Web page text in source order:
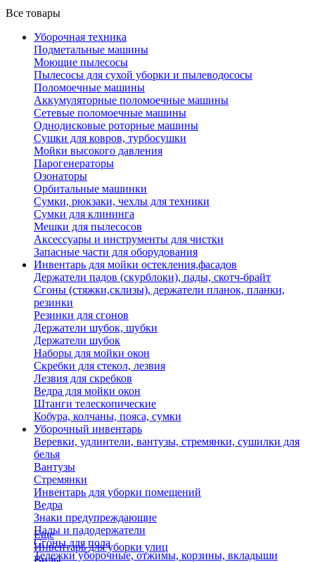
Все товары
Уборочная техника
Подметальные машины
Моющие пылесосы
Пылесосы для сухой уборки и пылеводососы
Поломоечные машины
Аккумуляторные поломоечные машины
Сетевые поломоечные машины
Однодисковые роторные машины
Сушки для ковров, турбосушки
Мойки высокого давления
Парогенераторы
Озонаторы
Орбитальные машинки
Сумки, рюкзаки, чехлы для техники
Сумки для клининга
Мешки для пылесосов
Аксессуары и инструменты для чистки
Запасные части для оборудования
Инвентарь для мойки остекления,фасадов
Держатели падов (скурблоки), пады, скотч-брайт
Сгоны (стяжки,склизы), держатели планок, планки,
резинки
Резинки для сгонов
Держатели шубок, шубки
Держатели шубок
Наборы для мойки окон
Скребки для стекол, лезвия
Лезвия для скребков
Ведра для мойки окон
Штанги телескопические
Кобура, колчаны, пояса, сумки
Уборочный инвентарь
Веревки, удлинтели, вантузы, стремянки, сушилки для
белья
Вантузы
Стремянки
Инвентарь для уборки помещений
Ведра
Знаки предупреждающие
Пады и падодержатели
Сгоны для пола
Тележки уборочные, отжимы, корзины, вкладыши
Еще
Инвентарь для уборки улиц
Вилы